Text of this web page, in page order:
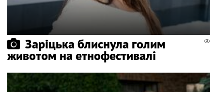
Заріцька блиснула голим
животом на етнофестивалі